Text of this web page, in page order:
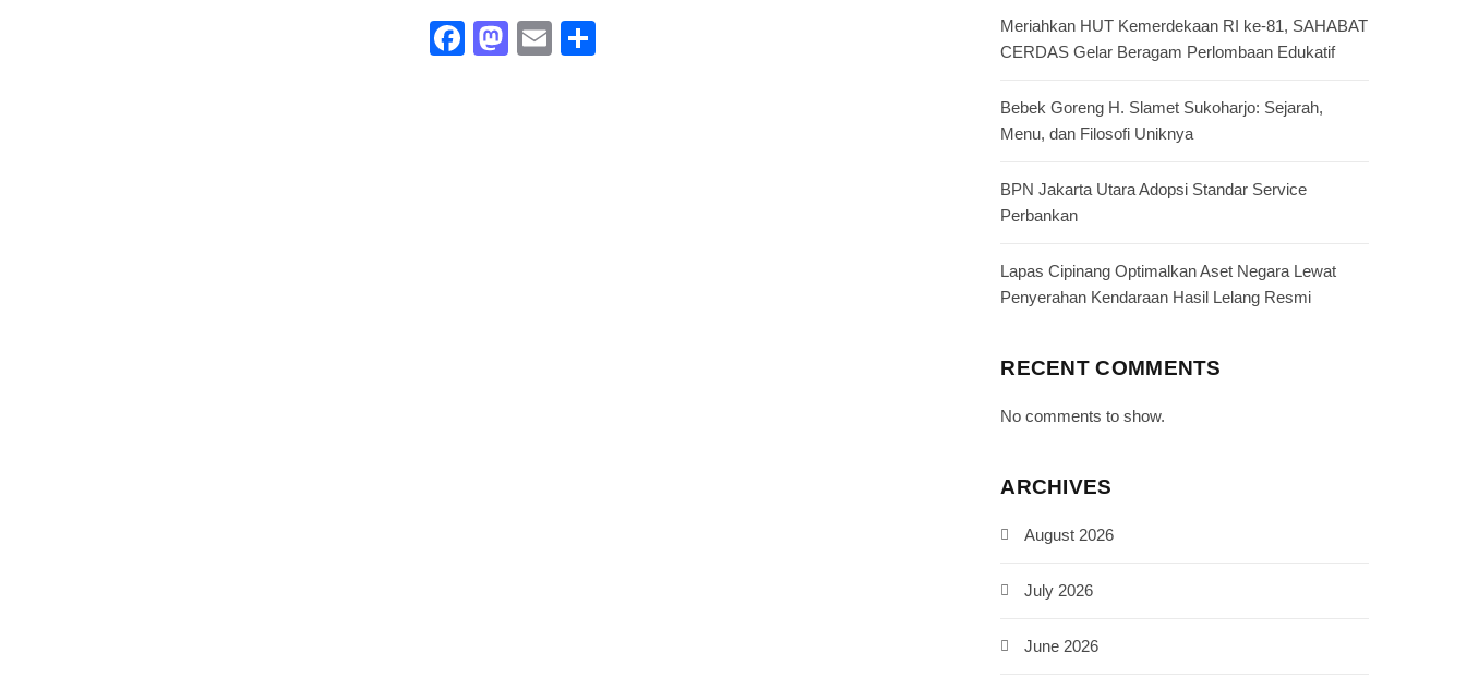
Facebook
Mastodon
Email
Meriahkan HUT Kemerdekaan RI ke-81, SAHABAT
CERDAS Gelar Beragam Perlombaan Edukatif
Bebek Goreng H. Slamet Sukoharjo: Sejarah,
Menu, dan Filosofi Uniknya
BPN Jakarta Utara Adopsi Standar Service
Perbankan
Lapas Cipinang Optimalkan Aset Negara Lewat
Penyerahan Kendaraan Hasil Lelang Resmi
RECENT COMMENTS
No comments to show.
ARCHIVES
August 2026
July 2026
June 2026